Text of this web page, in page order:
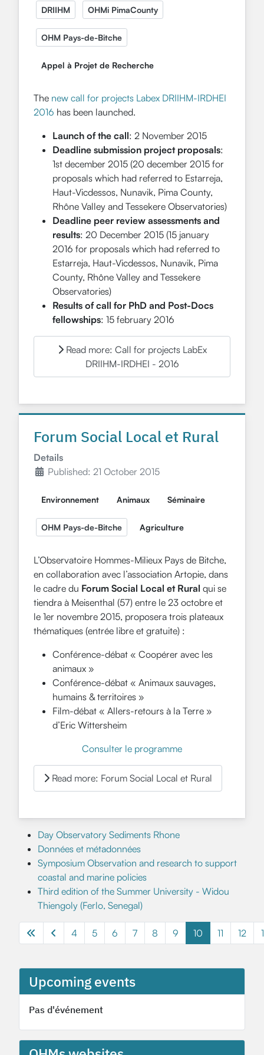
Upcoming events
Pas d'événement
DRIIHM OHMi PimaCounty
OHM Pays-de-Bitche
Appel à Projet de Recherche
The new call for projects Labex DRIIHM-IRDHEI
2016 has been launched.
Launch of the call: 2 November 2015
Deadline submission project proposals:
1st december 2015 (20 december 2015 for
proposals which had referred to Estarreja,
Haut-Vicdessos, Nunavik, Pima County,
Rhône Valley and Tessekere Observatories)
Deadline peer review assessments and
results: 20 December 2015 (15 january
2016 for proposals which had referred to
Estarreja, Haut-Vicdessos, Nunavik, Pima
County, Rhône Valley and Tessekere
Observatories)
Results of call for PhD and Post-Docs
fellowships: 15 february 2016
Read more: Call for projects LabEx
DRIIHM-IRDHEI - 2016
Forum Social Local et Rural
Details
Published: 21 October 2015
Environnement Animaux Séminaire
OHM Pays-de-Bitche Agriculture
L’Observatoire Hommes-Milieux Pays de Bitche,
en collaboration avec l’association Artopie, dans
le cadre du Forum Social Local et Rural qui se
tiendra à Meisenthal (57) entre le 23 octobre et
le 1er novembre 2015, proposera trois plateaux
thématiques (entrée libre et gratuite) :
Conférence-débat « Coopérer avec les
animaux »
Conférence-débat « Animaux sauvages,
humains & territoires »
Film-débat « Allers-retours à la Terre »
d’Eric Wittersheim
Consulter le programme
Read more: Forum Social Local et Rural
Day Observatory Sediments Rhone
Données et métadonnées
Symposium Observation and research to support
coastal and marine policies
Third edition of the Summer University - Widou
Thiengoly (Ferlo, Senegal)
Page 10 of 13
4 5 6 7 8 9 10 11 12